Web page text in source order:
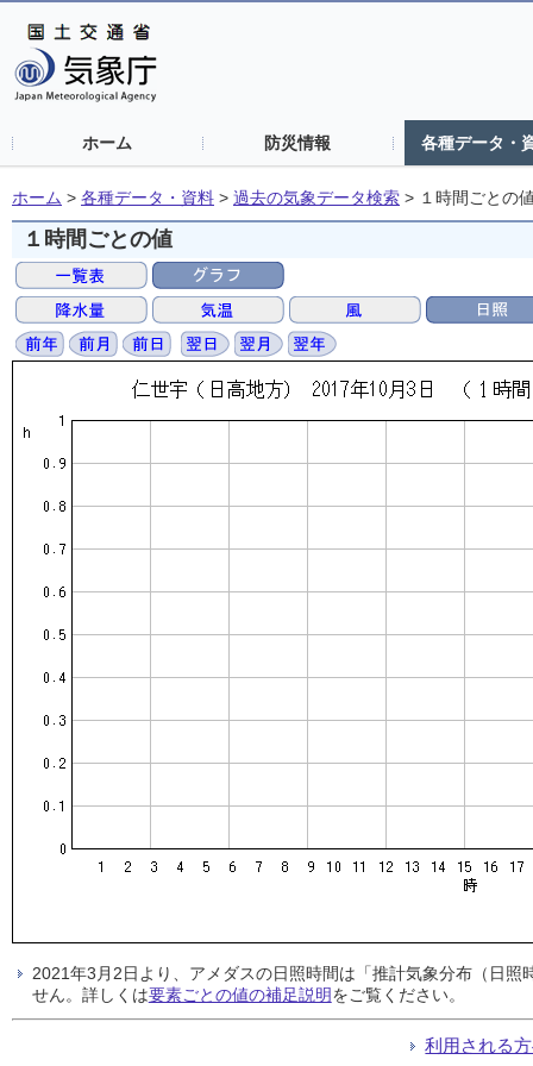
ホーム 防災情報 各種データ・
ホーム > 各種データ・資料 > 過去の気象データ検索 > １時間ごとの
１時間ごとの値
2021年3月2日より、アメダスの日照時間は「推計気象分布（日
せん。詳しくは要素ごとの値の補足説明をご覧ください。
利用される